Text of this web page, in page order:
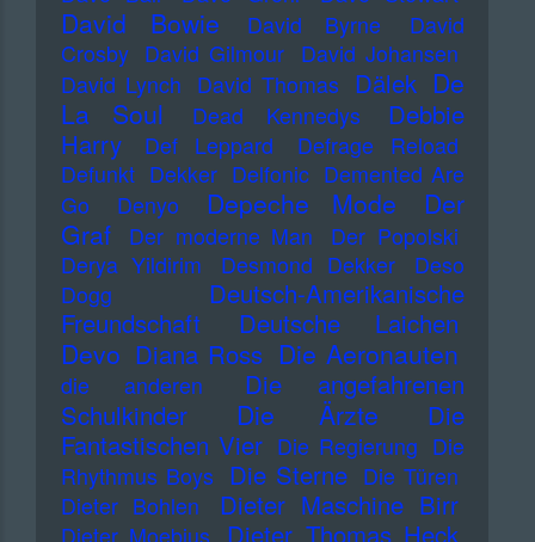
David Bowie David Byrne
David
Crosby David Gilmour David Johansen
David Lynch David Thomas Dälek De
La Soul
Dead Kennedys
Debbie
Harry
Def Leppard
Defrage Reload
Defunkt Dekker Delfonic Demented Are
Go
Denyo Depeche Mode
Der
Graf
Der moderne Man
Der Popolski
Derya Yildirim
Desmond Dekker
Deso
Dogg
Deutsch-Amerikanische
Freundschaft
Deutsche Laichen
Devo Diana Ross Die Aeronauten
die anderen
Die angefahrenen
Schulkinder
Die Ärzte
Die
Fantastischen Vier Die Regierung Die
Rhythmus Boys Die Sterne Die Türen
Dieter Bohlen
Dieter Maschine Birr
Dieter Moebius Dieter Thomas Heck